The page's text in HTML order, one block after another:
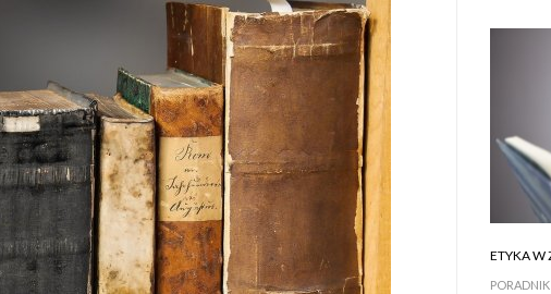
ETYKA W